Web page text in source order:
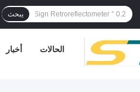
يبحث
أخبار الحالات